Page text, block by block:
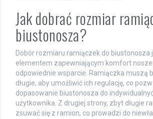
Jak dobrać rozmiar
biustonosza?
Dobór rozmiaru ramiączek do biustonosza
elementem zapewniającym komfort
odpowiednie wsparcie. Ramiączka muszą
długie, aby umożliwić ich regulację, co
dopasowanie biustonosza do
użytkownika. Z drugiej strony, zbyt długie
zsuwać się z ramion, co prowadzi do